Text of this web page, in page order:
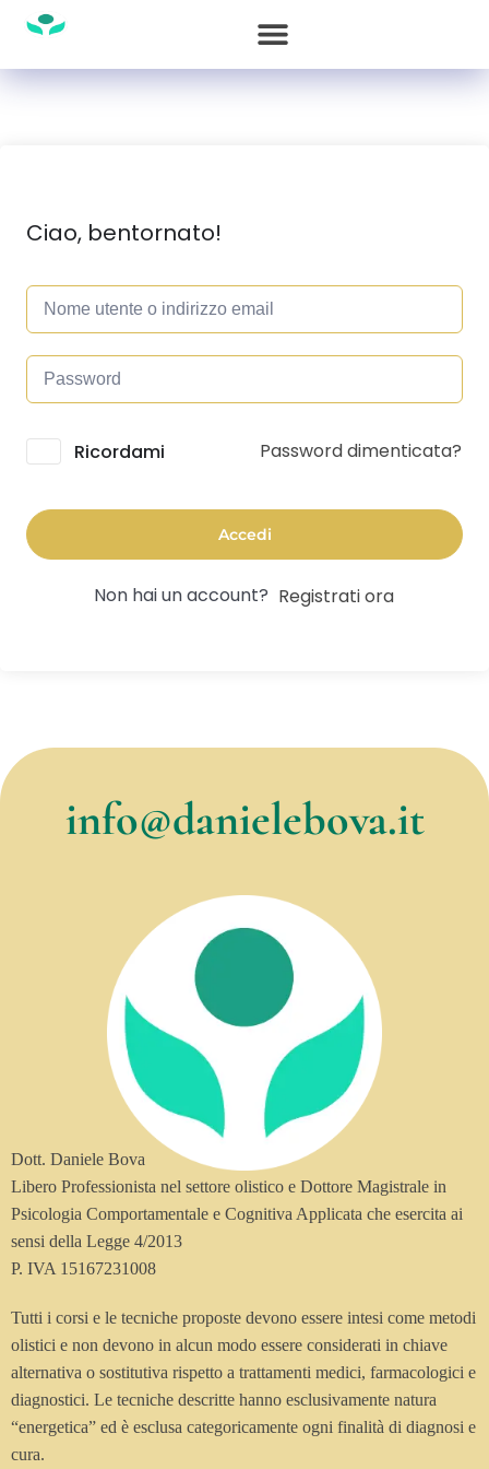
Ciao, bentornato!
Alternative:
Ricordami Password dimenticata?
Accedi
Non hai un account? Registrati ora
info@danielebova.it
Dott. Daniele Bova
Libero Professionista nel settore olistico e Dottore Magistrale in
Psicologia Comportamentale e Cognitiva Applicata che esercita ai
sensi della Legge 4/2013
P. IVA 15167231008
Tutti i corsi e le tecniche proposte devono essere intesi come metodi
olistici e non devono in alcun modo essere considerati in chiave
alternativa o sostitutiva rispetto a trattamenti medici, farmacologici e
diagnostici. Le tecniche descritte hanno esclusivamente natura
“energetica” ed è esclusa categoricamente ogni finalità di diagnosi e
cura.